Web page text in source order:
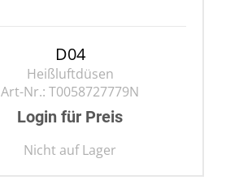
D04
Heißluftdüsen
Art-Nr.: T0058727779N
Login für Preis
Nicht auf Lager